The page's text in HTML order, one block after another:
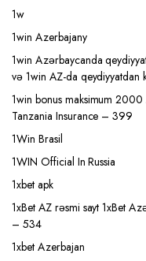
1w
1win Azerbajany
1win Azərbaycanda
və 1win AZ-da qeydiyyatdan
1win bonus maksimum
Tanzania Insurance – 399
1Win Brasil
1WIN Official In Russia
1xbet apk
1xBet AZ rəsmi sayt 1xBet
– 534
1xbet Azerbajan